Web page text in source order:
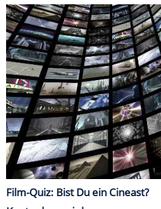
Film-Quiz: Bist Du ein Cineast?